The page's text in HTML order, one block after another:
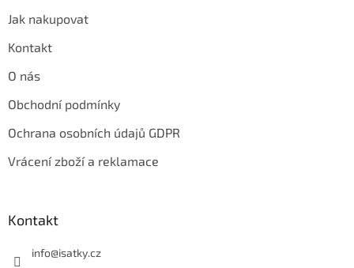
Jak nakupovat
Kontakt
O nás
Obchodní podmínky
Ochrana osobních údajů GDPR
Vrácení zboží a reklamace
Kontakt
info@isatky.cz